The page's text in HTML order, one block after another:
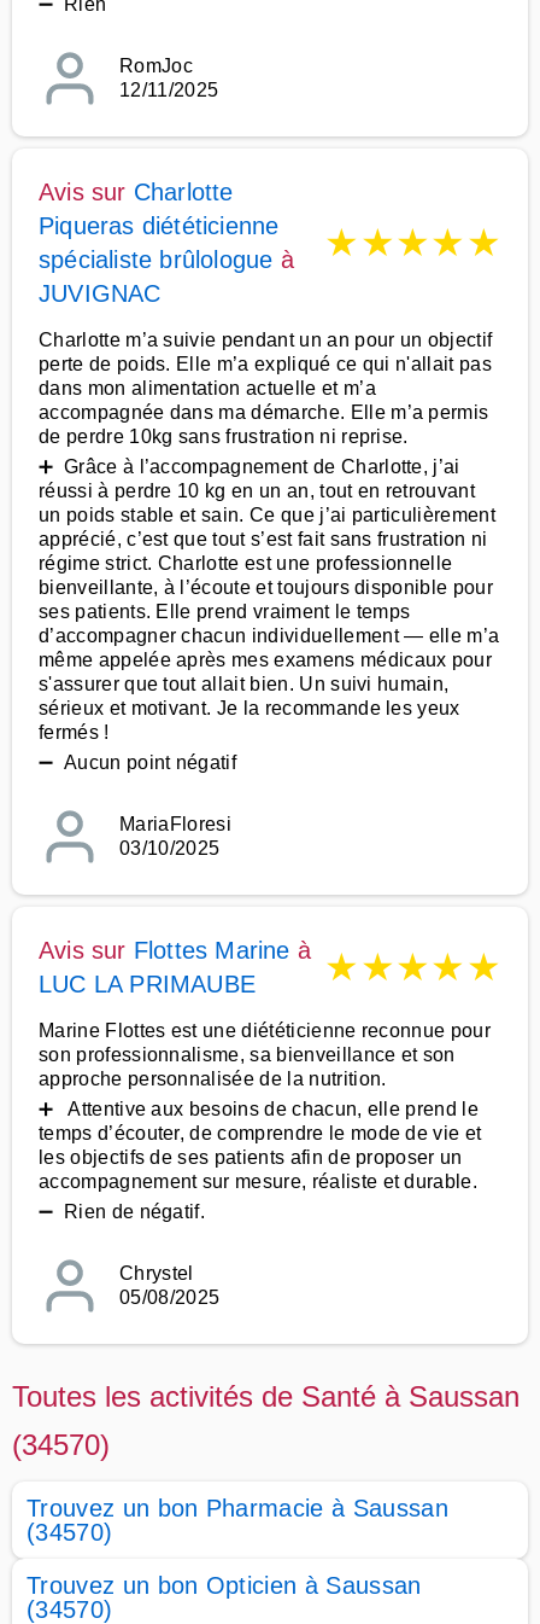
➖ Rien
RomJoc
12/11/2025
Avis sur Charlotte
Piqueras diététicienne
spécialiste brûlologue à
JUVIGNAC
★★★★★
Charlotte m’a suivie pendant un an pour un objectif
perte de poids. Elle m’a expliqué ce qui n'allait pas
dans mon alimentation actuelle et m’a
accompagnée dans ma démarche. Elle m’a permis
de perdre 10kg sans frustration ni reprise.
➕ Grâce à l’accompagnement de Charlotte, j’ai
réussi à perdre 10 kg en un an, tout en retrouvant
un poids stable et sain. Ce que j’ai particulièrement
apprécié, c’est que tout s’est fait sans frustration ni
régime strict. Charlotte est une professionnelle
bienveillante, à l’écoute et toujours disponible pour
ses patients. Elle prend vraiment le temps
d’accompagner chacun individuellement — elle m’a
même appelée après mes examens médicaux pour
s'assurer que tout allait bien. Un suivi humain,
sérieux et motivant. Je la recommande les yeux
fermés !
➖ Aucun point négatif
MariaFloresi
03/10/2025
Avis sur Flottes Marine à
LUC LA PRIMAUBE
★★★★★
Marine Flottes est une diététicienne reconnue pour
son professionnalisme, sa bienveillance et son
approche personnalisée de la nutrition.
➕ Attentive aux besoins de chacun, elle prend le
temps d’écouter, de comprendre le mode de vie et
les objectifs de ses patients afin de proposer un
accompagnement sur mesure, réaliste et durable.
➖ Rien de négatif.
Chrystel
05/08/2025
Toutes les activités de Santé à Saussan
(34570)
Trouvez un bon Pharmacie à Saussan
(34570)
Trouvez un bon Opticien à Saussan
(34570)